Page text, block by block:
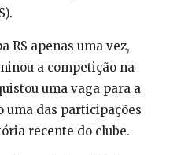
RS apenas uma vez,
a competição na
uma vaga para a
uma das participações
recente do clube.